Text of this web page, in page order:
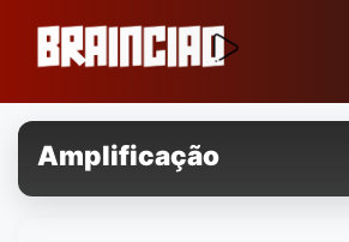
conteúdo
Amplificação